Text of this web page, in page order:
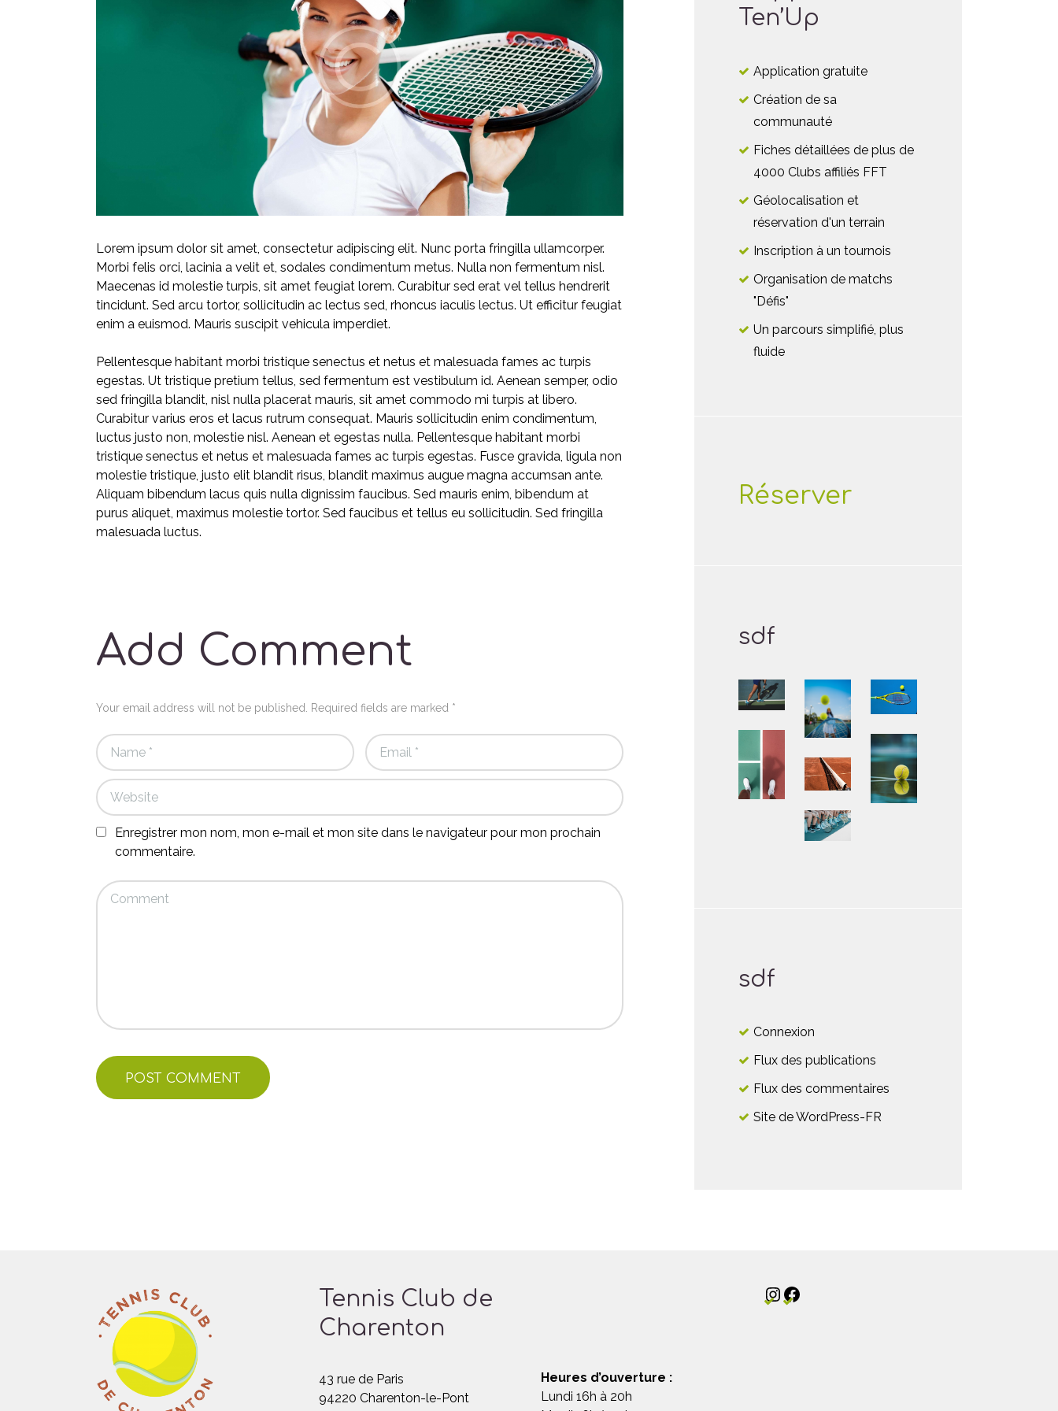
Lorem ipsum dolor sit amet, consectetur adipiscing elit. Nunc porta fringilla ullamcorper.
Morbi felis orci, lacinia a velit et, sodales condimentum metus. Nulla non fermentum nisl.
Maecenas id molestie turpis, sit amet feugiat lorem. Curabitur sed erat vel tellus hendrerit
tincidunt. Sed arcu tortor, sollicitudin ac lectus sed, rhoncus iaculis lectus. Ut efficitur feugiat
enim a euismod. Mauris suscipit vehicula imperdiet.
Pellentesque habitant morbi tristique senectus et netus et malesuada fames ac turpis
egestas. Ut tristique pretium tellus, sed fermentum est vestibulum id. Aenean semper, odio
sed fringilla blandit, nisl nulla placerat mauris, sit amet commodo mi turpis at libero.
Curabitur varius eros et lacus rutrum consequat. Mauris sollicitudin enim condimentum,
luctus justo non, molestie nisl. Aenean et egestas nulla. Pellentesque habitant morbi
tristique senectus et netus et malesuada fames ac turpis egestas. Fusce gravida, ligula non
molestie tristique, justo elit blandit risus, blandit maximus augue magna accumsan ante.
Aliquam bibendum lacus quis nulla dignissim faucibus. Sed mauris enim, bibendum at
purus aliquet, maximus molestie tortor. Sed faucibus et tellus eu sollicitudin. Sed fringilla
malesuada luctus.
Add Comment
Your email address will not be published. Required fields are marked *
Enregistrer mon nom, mon e-mail et mon site dans le navigateur pour mon prochain
commentaire.
Ten’Up
Application gratuite
Création de sa
communauté
Fiches détaillées de plus de
4000 Clubs affiliés FFT
Géolocalisation et
réservation d'un terrain
Inscription à un tournois
Organisation de matchs
"Défis"
Un parcours simplifié, plus
fluide
Réserver
sdf
sdf
Connexion
Flux des publications
Flux des commentaires
Site de WordPress-FR
Tennis Club de
Charenton
43 rue de Paris
94220 Charenton-le-Pont
Heures d’ouverture :
Lundi 16h à 20h
Instagram
Facebook